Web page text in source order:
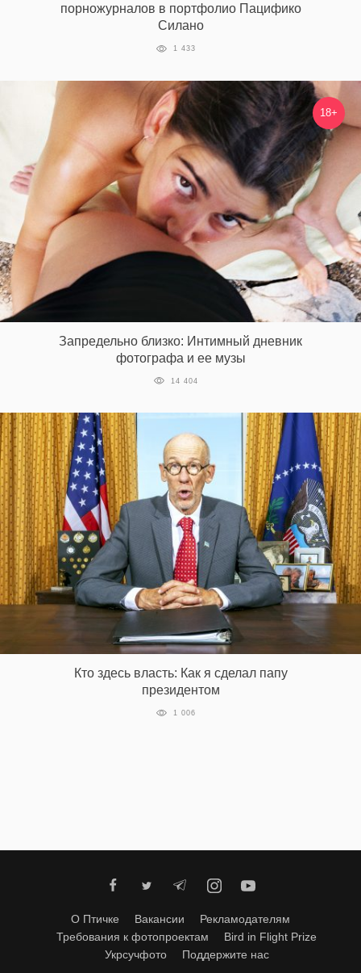
порножурналов в портфолио Пацифико
Силано
1 433
18+
Запредельно близко: Интимный дневник
фотографа и ее музы
14 404
Кто здесь власть: Как я сделал папу
президентом
1 006
О Птичке Вакансии
Рекламодателям
Требования к фотопроектам
Bird in Flight Prize
Укрсучфото
Поддержите нас